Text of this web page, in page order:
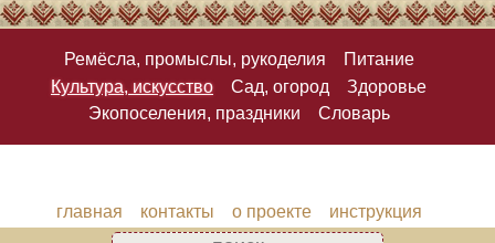
Ремёсла, промыслы, рукоделия
Питание
Культура, искусство
Сад, огород
Здоровье
Экопоселения, праздники
Словарь
главная контакты о проекте инструкция